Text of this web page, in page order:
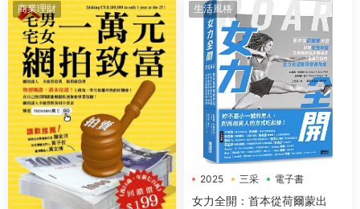
商業理財 生活風格
2025 三采 電子書
女力全開：首本從荷爾蒙出